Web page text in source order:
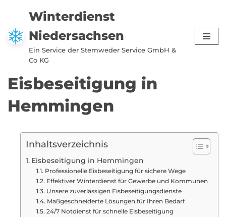
Zum
Inhalt
springen
Winterdienst
Niedersachsen
Ein Service der Stemweder Service GmbH &
Co KG
Eisbeseitigung in
Hemmingen
Inhaltsverzeichnis
Eisbeseitigung in Hemmingen
Professionelle Eisbeseitigung für sichere Wege
Effektiver Winterdienst für Gewerbe und Kommunen
Unsere zuverlässigen Eisbeseitigungsdienste
Maßgeschneiderte Lösungen für Ihren Bedarf
24/7 Notdienst für schnelle Eisbeseitigung